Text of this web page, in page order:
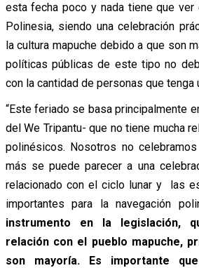
esta fecha poco y nada tiene que
Polinesia, siendo una celebración
la cultura mapuche debido a que son
políticas públicas de este tipo no
con la cantidad de personas que tenga
“Este feriado se basa principalmente
del We Tripantu- que no tiene mucha
polinésicos. Nosotros no
más se puede parecer a una
relacionado con el ciclo lunar y las
importantes para la navegación
instrumento en la legislación,
relación con el pueblo mapuche,
son mayoría. Es importante